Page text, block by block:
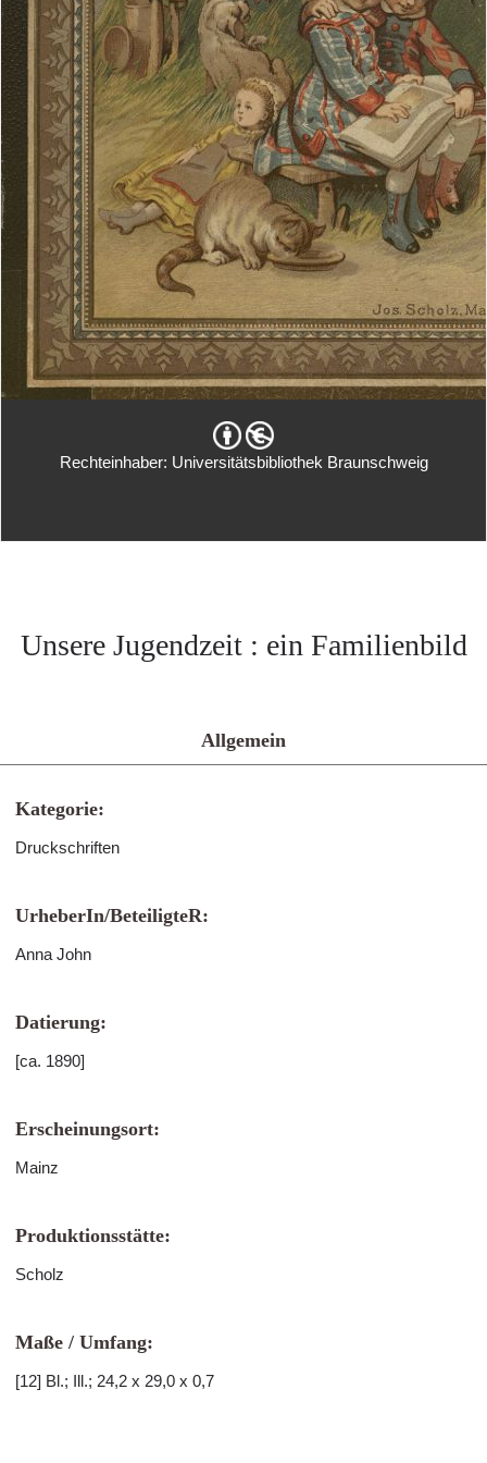
Rechteinhaber: Universitätsbibliothek Braunschweig
Unsere Jugendzeit : ein Familienbild
Allgemein
Kategorie:
Druckschriften
UrheberIn/BeteiligteR:
Anna John
Datierung:
[ca. 1890]
Erscheinungsort:
Mainz
Produktionsstätte:
Scholz
Maße / Umfang:
[12] Bl.; Ill.; 24,2 x 29,0 x 0,7